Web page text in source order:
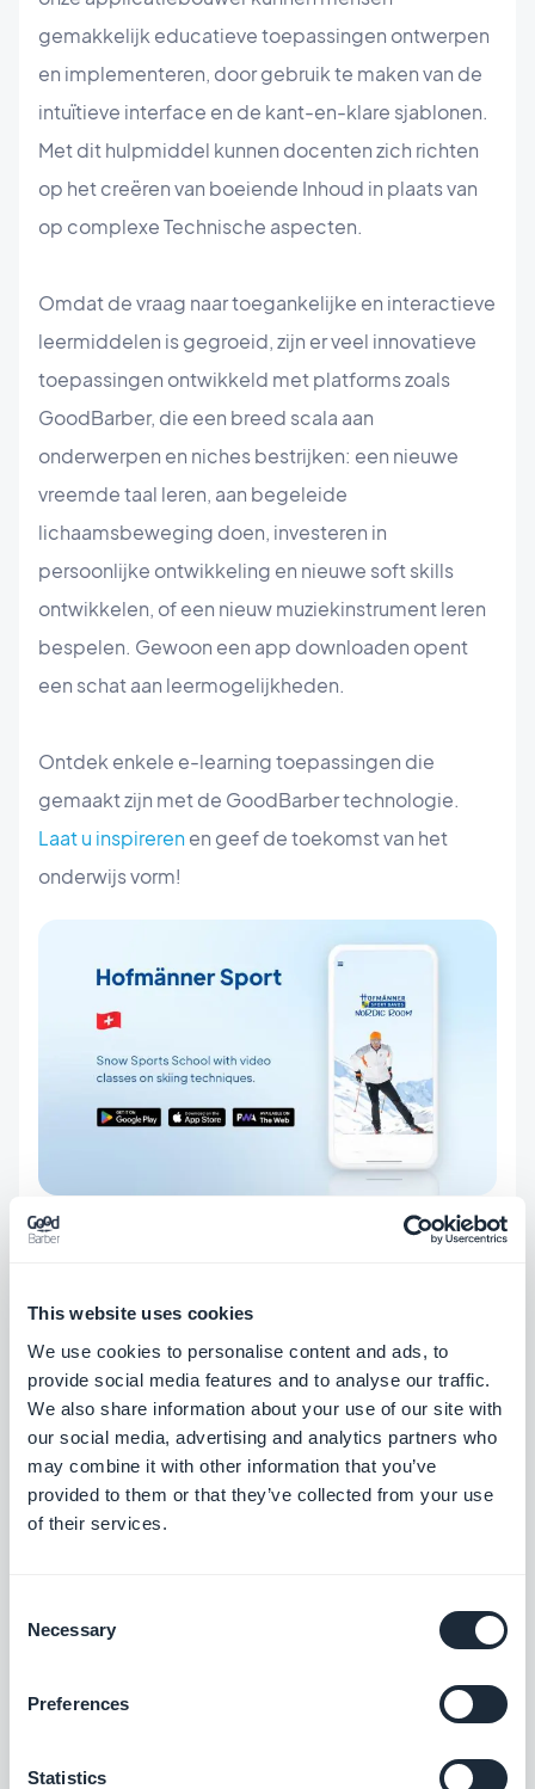
This website uses cookies
We use cookies to personalise content and ads, to
provide social media features and to analyse our traffic.
We also share information about your use of our site with
our social media, advertising and analytics partners who
may combine it with other information that you’ve
provided to them or that they’ve collected from your use
of their services.
Selection
Necessary
Preferences
Statistics
gemakkelijk educatieve toepassingen ontwerpen
en implementeren, door gebruik te maken van de
intuïtieve interface en de kant-en-klare sjablonen.
Met dit hulpmiddel kunnen docenten zich richten
op het creëren van boeiende Inhoud in plaats van
op complexe Technische aspecten.
Omdat de vraag naar toegankelijke en interactieve
leermiddelen is gegroeid, zijn er veel innovatieve
toepassingen ontwikkeld met platforms zoals
GoodBarber, die een breed scala aan
onderwerpen en niches bestrijken: een nieuwe
vreemde taal leren, aan begeleide
lichaamsbeweging doen, investeren in
persoonlijke ontwikkeling en nieuwe soft skills
ontwikkelen, of een nieuw muziekinstrument leren
bespelen. Gewoon een app downloaden opent
een schat aan leermogelijkheden.
Ontdek enkele e-learning toepassingen die
gemaakt zijn met de GoodBarber technologie.
Laat u inspirerenen geef de toekomst van het
onderwijs vorm!
Ontdek Hofmänner Sport op
, of download